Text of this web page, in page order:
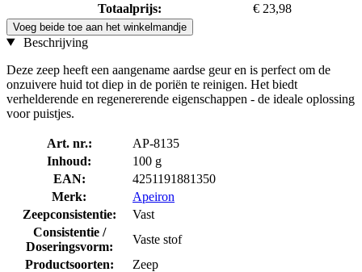
Totaalprijs:
€ 23,98
Voeg beide toe aan het winkelmandje
Beschrijving
Deze zeep heeft een aangename aardse geur en is perfect om de
onzuivere huid tot diep in de poriën te reinigen. Het biedt
verhelderende en regenererende eigenschappen - de ideale oplossing
voor puistjes.
Art. nr.:
AP-8135
Inhoud:
100 g
EAN:
4251191881350
Merk:
Apeiron
Zeepconsistentie:
Vast
Consistentie /
Doseringsvorm:
Vaste stof
Productsoorten:
Zeep